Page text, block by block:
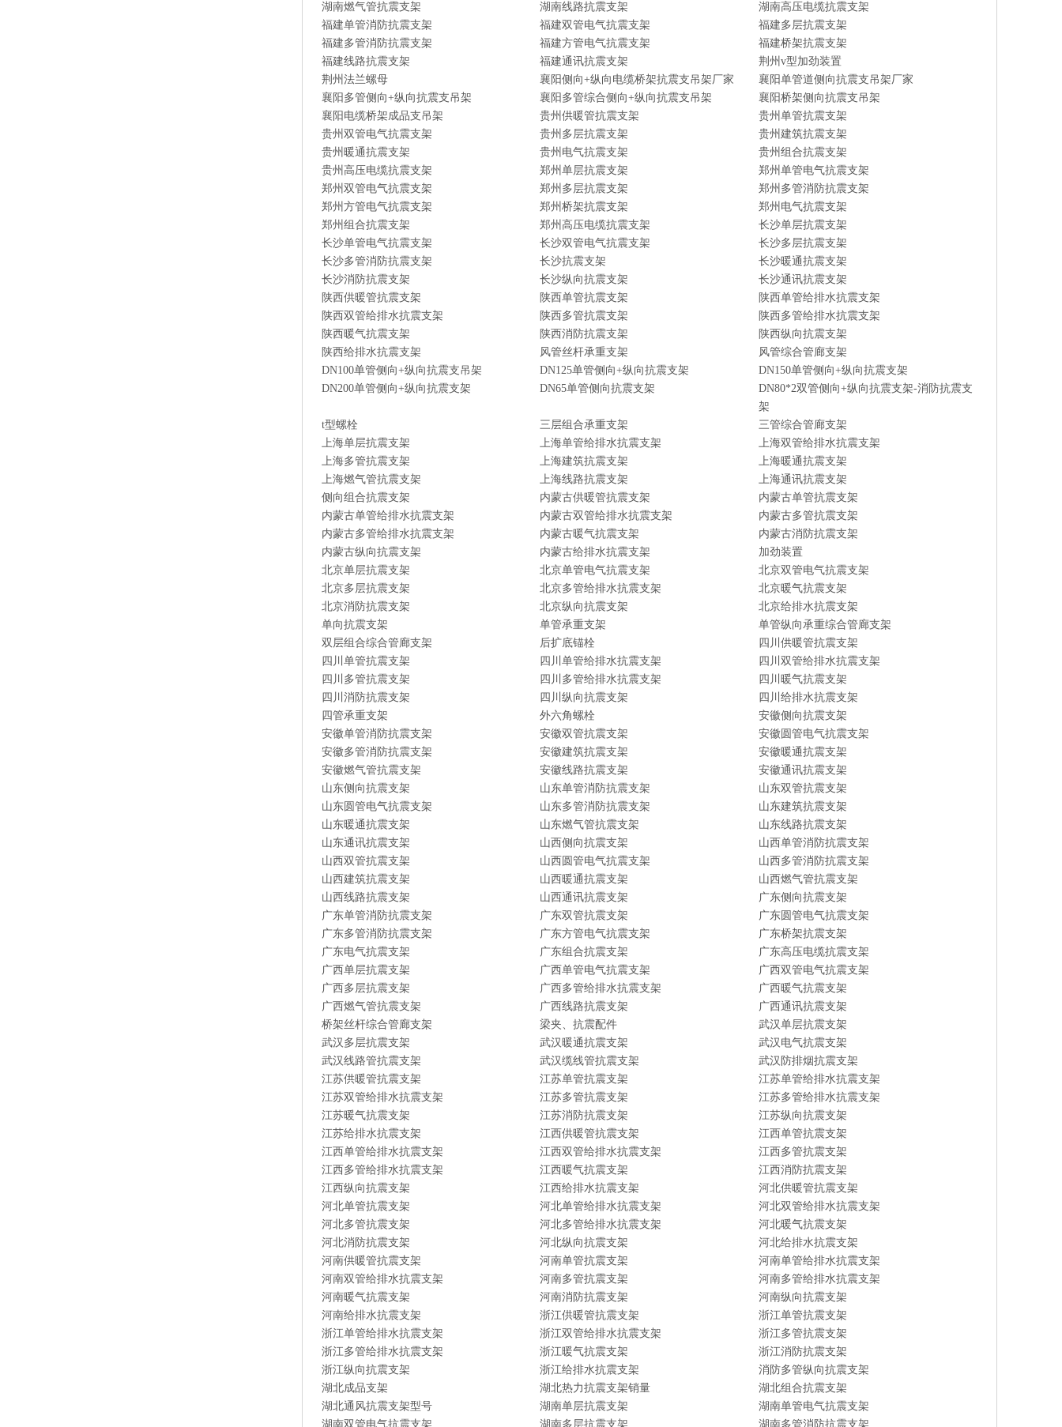
湖南燃气管抗震支架
湖南线路抗震支架
湖南高压电缆抗震支架
福建单管消防抗震支架
福建双管电气抗震支架
福建多层抗震支架
福建多管消防抗震支架
福建方管电气抗震支架
福建桥架抗震支架
福建线路抗震支架
福建通讯抗震支架
荆州v型加劲装置
荆州法兰螺母
襄阳侧向+纵向电缆桥架抗震支吊架厂家
襄阳单管道侧向抗震支吊架厂家
襄阳多管侧向+纵向抗震支吊架
襄阳多管综合侧向+纵向抗震支吊架
襄阳桥架侧向抗震支吊架
襄阳电缆桥架成品支吊架
贵州供暖管抗震支架
贵州单管抗震支架
贵州双管电气抗震支架
贵州多层抗震支架
贵州建筑抗震支架
贵州暖通抗震支架
贵州电气抗震支架
贵州组合抗震支架
贵州高压电缆抗震支架
郑州单层抗震支架
郑州单管电气抗震支架
郑州双管电气抗震支架
郑州多层抗震支架
郑州多管消防抗震支架
郑州方管电气抗震支架
郑州桥架抗震支架
郑州电气抗震支架
郑州组合抗震支架
郑州高压电缆抗震支架
长沙单层抗震支架
长沙单管电气抗震支架
长沙双管电气抗震支架
长沙多层抗震支架
长沙多管消防抗震支架
长沙抗震支架
长沙暖通抗震支架
长沙消防抗震支架
长沙纵向抗震支架
长沙通讯抗震支架
陕西供暖管抗震支架
陕西单管抗震支架
陕西单管给排水抗震支架
陕西双管给排水抗震支架
陕西多管抗震支架
陕西多管给排水抗震支架
陕西暖气抗震支架
陕西消防抗震支架
陕西纵向抗震支架
陕西给排水抗震支架
风管丝杆承重支架
风管综合管廊支架
DN100单管侧向+纵向抗震支吊架
DN125单管侧向+纵向抗震支架
DN150单管侧向+纵向抗震支架
DN200单管侧向+纵向抗震支架
DN65单管侧向抗震支架
DN80*2双管侧向+纵向抗震支架-消防抗震支
架
t型螺栓
三层组合承重支架
三管综合管廊支架
上海单层抗震支架
上海单管给排水抗震支架
上海双管给排水抗震支架
上海多管抗震支架
上海建筑抗震支架
上海暖通抗震支架
上海燃气管抗震支架
上海线路抗震支架
上海通讯抗震支架
侧向组合抗震支架
内蒙古供暖管抗震支架
内蒙古单管抗震支架
内蒙古单管给排水抗震支架
内蒙古双管给排水抗震支架
内蒙古多管抗震支架
内蒙古多管给排水抗震支架
内蒙古暖气抗震支架
内蒙古消防抗震支架
内蒙古纵向抗震支架
内蒙古给排水抗震支架
加劲装置
北京单层抗震支架
北京单管电气抗震支架
北京双管电气抗震支架
北京多层抗震支架
北京多管给排水抗震支架
北京暖气抗震支架
北京消防抗震支架
北京纵向抗震支架
北京给排水抗震支架
单向抗震支架
单管承重支架
单管纵向承重综合管廊支架
双层组合综合管廊支架
后扩底锚栓
四川供暖管抗震支架
四川单管抗震支架
四川单管给排水抗震支架
四川双管给排水抗震支架
四川多管抗震支架
四川多管给排水抗震支架
四川暖气抗震支架
四川消防抗震支架
四川纵向抗震支架
四川给排水抗震支架
四管承重支架
外六角螺栓
安徽侧向抗震支架
安徽单管消防抗震支架
安徽双管抗震支架
安徽圆管电气抗震支架
安徽多管消防抗震支架
安徽建筑抗震支架
安徽暖通抗震支架
安徽燃气管抗震支架
安徽线路抗震支架
安徽通讯抗震支架
山东侧向抗震支架
山东单管消防抗震支架
山东双管抗震支架
山东圆管电气抗震支架
山东多管消防抗震支架
山东建筑抗震支架
山东暖通抗震支架
山东燃气管抗震支架
山东线路抗震支架
山东通讯抗震支架
山西侧向抗震支架
山西单管消防抗震支架
山西双管抗震支架
山西圆管电气抗震支架
山西多管消防抗震支架
山西建筑抗震支架
山西暖通抗震支架
山西燃气管抗震支架
山西线路抗震支架
山西通讯抗震支架
广东侧向抗震支架
广东单管消防抗震支架
广东双管抗震支架
广东圆管电气抗震支架
广东多管消防抗震支架
广东方管电气抗震支架
广东桥架抗震支架
广东电气抗震支架
广东组合抗震支架
广东高压电缆抗震支架
广西单层抗震支架
广西单管电气抗震支架
广西双管电气抗震支架
广西多层抗震支架
广西多管给排水抗震支架
广西暖气抗震支架
广西燃气管抗震支架
广西线路抗震支架
广西通讯抗震支架
桥架丝杆综合管廊支架
梁夹、抗震配件
武汉单层抗震支架
武汉多层抗震支架
武汉暖通抗震支架
武汉电气抗震支架
武汉线路管抗震支架
武汉缆线管抗震支架
武汉防排烟抗震支架
江苏供暖管抗震支架
江苏单管抗震支架
江苏单管给排水抗震支架
江苏双管给排水抗震支架
江苏多管抗震支架
江苏多管给排水抗震支架
江苏暖气抗震支架
江苏消防抗震支架
江苏纵向抗震支架
江苏给排水抗震支架
江西供暖管抗震支架
江西单管抗震支架
江西单管给排水抗震支架
江西双管给排水抗震支架
江西多管抗震支架
江西多管给排水抗震支架
江西暖气抗震支架
江西消防抗震支架
江西纵向抗震支架
江西给排水抗震支架
河北供暖管抗震支架
河北单管抗震支架
河北单管给排水抗震支架
河北双管给排水抗震支架
河北多管抗震支架
河北多管给排水抗震支架
河北暖气抗震支架
河北消防抗震支架
河北纵向抗震支架
河北给排水抗震支架
河南供暖管抗震支架
河南单管抗震支架
河南单管给排水抗震支架
河南双管给排水抗震支架
河南多管抗震支架
河南多管给排水抗震支架
河南暖气抗震支架
河南消防抗震支架
河南纵向抗震支架
河南给排水抗震支架
浙江供暖管抗震支架
浙江单管抗震支架
浙江单管给排水抗震支架
浙江双管给排水抗震支架
浙江多管抗震支架
浙江多管给排水抗震支架
浙江暖气抗震支架
浙江消防抗震支架
浙江纵向抗震支架
浙江给排水抗震支架
消防多管纵向抗震支架
湖北成品支架
湖北热力抗震支架销量
湖北组合抗震支架
湖北通风抗震支架型号
湖南单层抗震支架
湖南单管电气抗震支架
湖南双管电气抗震支架
湖南多层抗震支架 湖南多管消防抗震支架